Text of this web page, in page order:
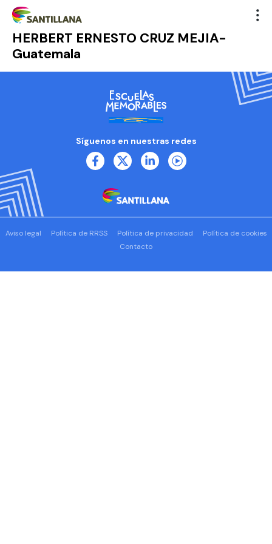
HERBERT ERNESTO CRUZ MEJIA-
Guatemala
Síguenos en nuestras redes
Aviso legal Política de RRSS Política de privacidad
Política de cookies
Contacto